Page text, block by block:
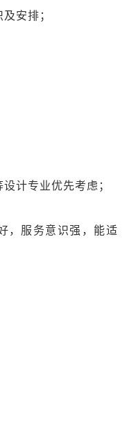
安排；
计专业优先考虑；
，服务意识强，能适